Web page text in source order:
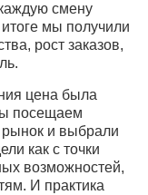
смену
мы получили
рост заказов,
цена была
посещаем
рынок и выбрали
как с точки
возможностей,
И практика